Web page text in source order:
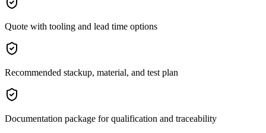
Quote with tooling and lead time options
Recommended stackup, material, and test plan
Documentation package for qualification and traceability